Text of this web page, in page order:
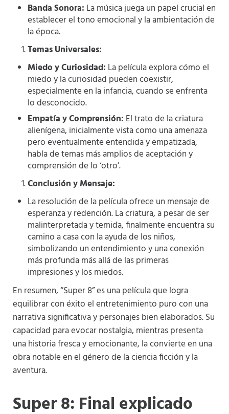
Banda Sonora: La música juega un papel crucial en
establecer el tono emocional y la ambientación de
la época.
Temas Universales:
Miedo y Curiosidad: La película explora cómo el
miedo y la curiosidad pueden coexistir,
especialmente en la infancia, cuando se enfrenta
lo desconocido.
Empatía y Comprensión: El trato de la criatura
alienígena, inicialmente vista como una amenaza
pero eventualmente entendida y empatizada,
habla de temas más amplios de aceptación y
comprensión de lo ‘otro’.
Conclusión y Mensaje:
La resolución de la película ofrece un mensaje de
esperanza y redención. La criatura, a pesar de ser
malinterpretada y temida, finalmente encuentra su
camino a casa con la ayuda de los niños,
simbolizando un entendimiento y una conexión
más profunda más allá de las primeras
impresiones y los miedos.
En resumen, “Super 8” es una película que logra
equilibrar con éxito el entretenimiento puro con una
narrativa significativa y personajes bien elaborados. Su
capacidad para evocar nostalgia, mientras presenta
una historia fresca y emocionante, la convierte en una
obra notable en el género de la ciencia ficción y la
aventura.
Super 8: Final explicado